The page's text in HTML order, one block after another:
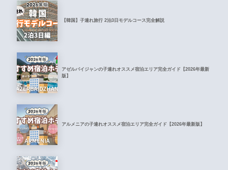
【韓国】子連れ旅行 2泊3日モデルコース完全解説
アゼルバイジャンの子連れオススメ宿泊エリア完全ガイド【2026年最新
版】
アルメニアの子連れオススメ宿泊エリア完全ガイド【2026年最新版】